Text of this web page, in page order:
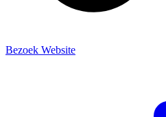
Bezoek Website